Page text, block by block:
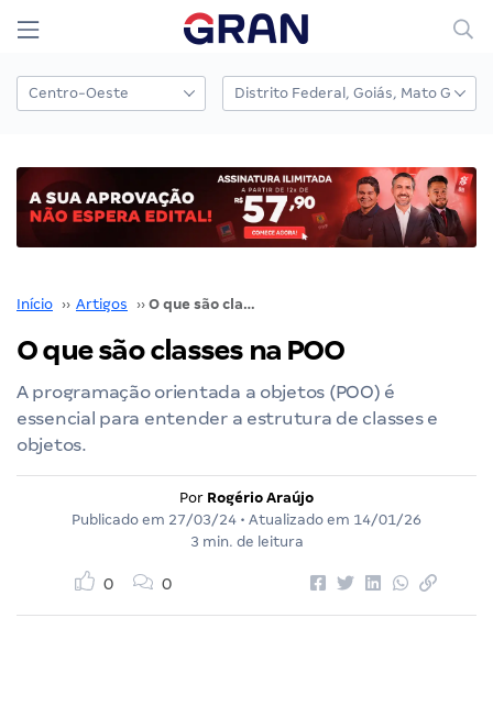
Início ›› Artigos ›› O que são classes na POO
O que são classes na POO
A programação orientada a objetos (POO) é
essencial para entender a estrutura de classes e
objetos.
Por Rogério Araújo
Publicado em 27/03/24 • Atualizado em 14/01/26
3 min. de leitura
0 0